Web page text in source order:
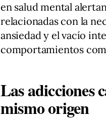
en salud mental
relacionadas con la
ansiedad y el vacío
comportamientos
Las adicciones
mismo origen